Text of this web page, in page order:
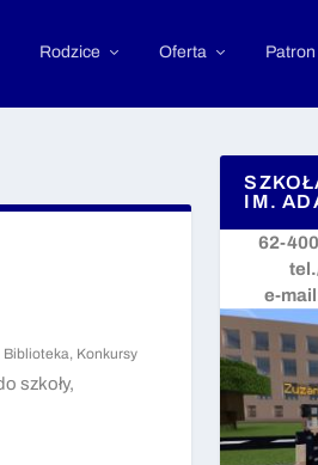
Rodzice Oferta Patron
Biblioteka, Konkursy
szkoły,
IM.
62-
e-